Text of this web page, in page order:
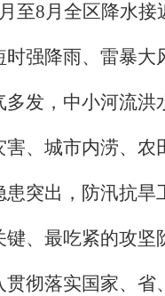
至8月全区降水接
时强降雨、雷暴大
发，中小河流洪
害、城市内涝、农
患突出，防汛抗旱
键、最吃紧的攻坚
贯彻落实国家、省